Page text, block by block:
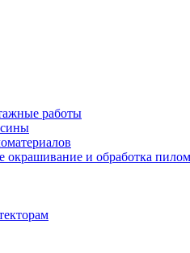
работы
окрашивание и обработка